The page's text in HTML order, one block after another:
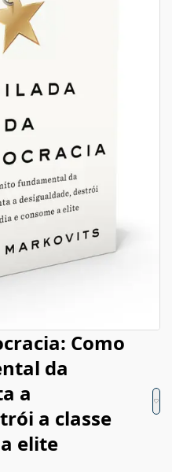
Como
da
a
a classe
elite